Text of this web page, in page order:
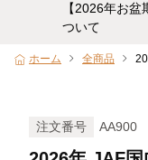
【2026年お
ついて
ホーム 全商品
注文番号 AA900